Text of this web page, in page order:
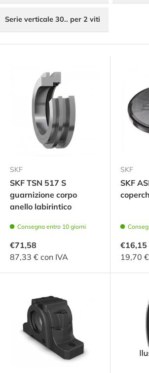
Serie verticale 30.. per 2 viti
SKF
SKF TSN 517 S
guarnizione corpo
anello labirintico
Consegna entro 10 giorni
€71,58
87,33 € con IVA
SKF
SKF
€16,15
19,70